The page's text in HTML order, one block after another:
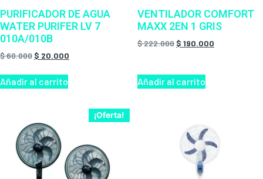
PURIFICADOR DE AGUA
WATER PURIFER LV 7
010A/010B
$60.000 $ 20.000
Añadir al carrito
VENTILADOR COMFORT
MAXX 2EN 1 GRIS
$222.000 $ 190.000
Añadir al carrito
¡Oferta!